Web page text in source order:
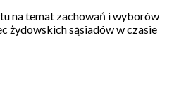
na temat zachowań i wyborów
żydowskich sąsiadów w czasie